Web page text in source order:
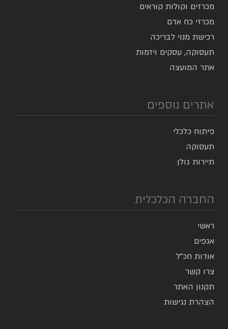
מכרזים וקולות קוראים
מכרזי כח אדם
רכישת מנוי לבריכה
תעסוקה, עסקים ויזמות
אתר המועצה
אתרים נוספים
פיתוח כלכלי
תעסוקה
תיירות גולן
החברה הכלכלית
ראשי
אגפים
אודות חכ”ל
צרו קשר
תקנון האתר
הצהרת נגישות